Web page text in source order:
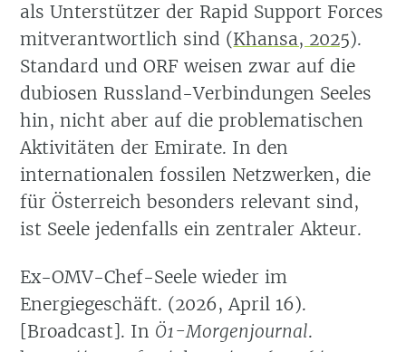
als Unterstützer der Rapid Support Forces
mitverantwortlich sind (Khansa, 2025).
Standard und ORF weisen zwar auf die
dubiosen Russland-Verbindungen Seeles
hin, nicht aber auf die problematischen
Aktivitäten der Emirate. In den
internationalen fossilen Netzwerken, die
für Österreich besonders relevant sind,
ist Seele jedenfalls ein zentraler Akteur.
Ex-OMV-Chef-Seele wieder im
Energiegeschäft. (2026, April 16).
[Broadcast]. In Ö1-Morgenjournal.